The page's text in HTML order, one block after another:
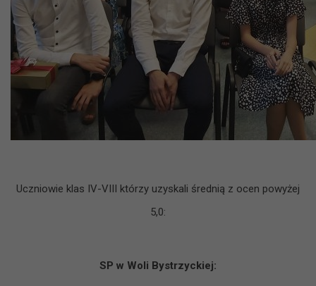
Uczniowie klas IV-VIII którzy uzyskali średnią z ocen powyżej
5,0:
SP w Woli Bystrzyckiej: